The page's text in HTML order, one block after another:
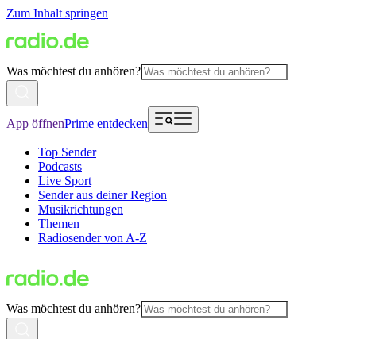
Zum Inhalt springen
Was möchtest du anhören?
App öffnenPrime entdecken
Top Sender
Podcasts
Live Sport
Sender aus deiner Region
Musikrichtungen
Themen
Radiosender von A-Z
Was möchtest du anhören?